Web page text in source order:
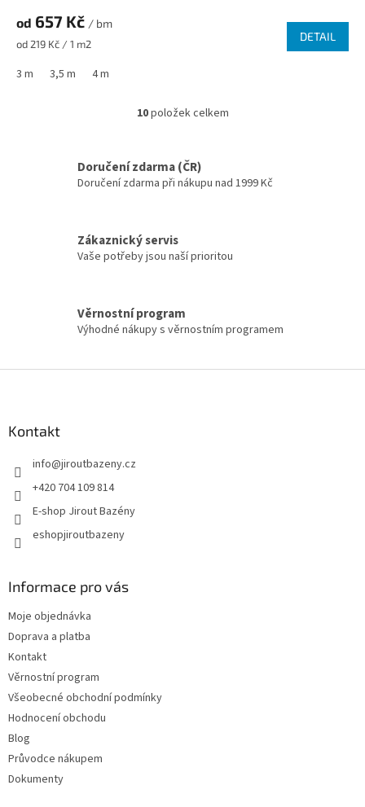
od 657 Kč / bm
Měrná cena:
od 219 Kč / 1 m2
DETAIL
3 m 3,5 m 4 m
Ovládací prvky výpisu
10položek celkem
Doručení zdarma (ČR)
Doručení zdarma při nákupu nad 1999 Kč
Zákaznický servis
Vaše potřeby jsou naší prioritou
Věrnostní program
Výhodné nákupy s věrnostním programem
Kontakt
info@jiroutbazeny.cz
+420 704 109 814
E-shop Jirout Bazény
eshopjiroutbazeny
Informace pro vás
Moje objednávka
Doprava a platba
Kontakt
Věrnostní program
Všeobecné obchodní podmínky
Hodnocení obchodu
Blog
Průvodce nákupem
Dokumenty